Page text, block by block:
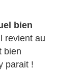
bien
revient au
bien
parait !